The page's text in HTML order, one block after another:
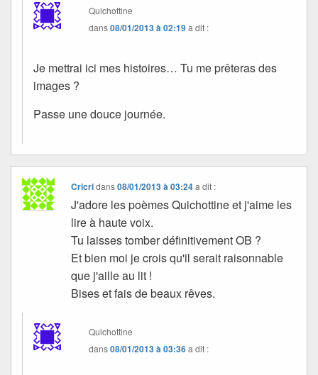
Quichottine
dans08/01/2013 à 02:19a dit :
Je mettrai ici mes histoires… Tu me prêteras des
images ?
Passe une douce journée.
Cricridans08/01/2013 à 03:24 a dit :
J'adore les poèmes Quichottine et j'aime les
lire à haute voix.
Tu laisses tomber définitivement OB ?
Et bien moi je crois qu'il serait raisonnable
que j'aille au lit !
Bises et fais de beaux rêves.
Quichottine
dans08/01/2013 à 03:36a dit :